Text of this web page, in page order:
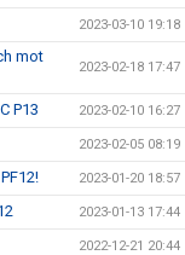
2023-03-10 19:18
mot
2023-02-18 17:47
P13 2023-02-10 16:27
2023-02-05 08:19
2023-01-20 18:57
2023-01-13 17:44
2022-12-21 20:44